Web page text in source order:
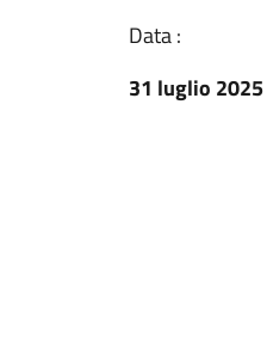
Data :
31 luglio 2025